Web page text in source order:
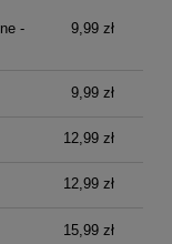
-
9,99 zł
9,99 zł
12,99 zł
12,99 zł
15,99 zł